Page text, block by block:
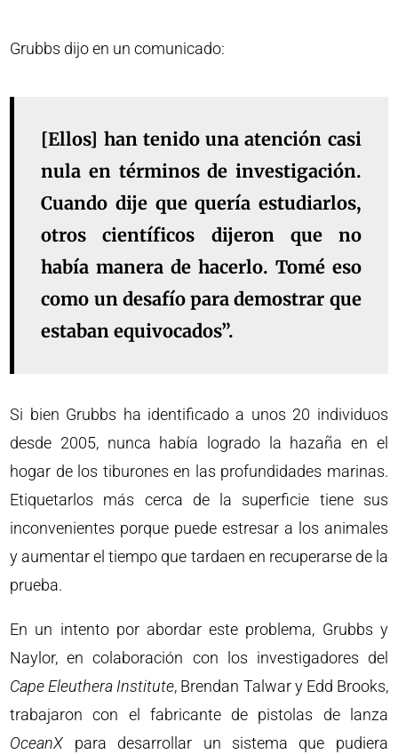
Grubbs dijo en un comunicado:
[Ellos] han tenido una atención casi
nula en términos de investigación.
Cuando dije que quería estudiarlos,
otros científicos dijeron que no
había manera de hacerlo. Tomé eso
como un desafío para demostrar que
estaban equivocados”.
Si bien Grubbs ha identificado a unos 20 individuos
desde 2005, nunca había logrado la hazaña en el
hogar de los tiburones en las profundidades marinas.
Etiquetarlos más cerca de la superficie tiene sus
inconvenientes porque puede estresar a los animales
y aumentar el tiempo que tardaen en recuperarse de la
prueba.
En un intento por abordar este problema, Grubbs y
Naylor, en colaboración con los investigadores del
Cape Eleuthera Institute, Brendan Talwar y Edd Brooks,
trabajaron con el fabricante de pistolas de lanza
OceanX para desarrollar un sistema que pudiera